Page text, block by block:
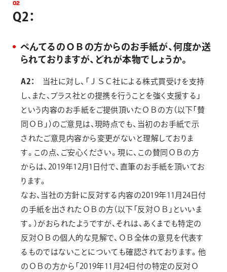
02
Q2：
ぺんてるのＯＢの方からのお手紙が、何度か送
られておりますが、どれが本物でしょうか。
A2：
当社に対し、「ＪＳＣ社による株式買受けを支持
し、また、プラス社との提携を行うことを強く支援する」
という内容のお手紙をご提供頂いたＯＢの方（以下「賛
同ＯＢ」）のご意見は、現時点でも、当初のお手紙で示
されたご意見内容から変更がないと理解しておりま
す。この点、ご安心ください。現に、この賛同ＯＢの方
からは、2019年12月1日付で、直筆のお手紙を頂いてお
ります。
なお、当社の方針に反対する内容の2019年11月24日付
の手紙を出されたＯＢの方（以下「反対ＯＢ」といいま
す。）がおられたようですが、それは、あくまでも特定の
反対ＯＢの個人的な見解で、ＯＢ全体の意見を代表す
るものではないことについても確認されております。他
のＯＢの方から「2019年11月24日付の特定の反対Ｏ